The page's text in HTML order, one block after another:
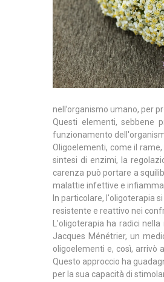
nell’organismo umano, per
Questi elementi, sebbene
funzionamento
Oligoelementi, come il
sintesi di enzimi, la
carenza può portare a
malattie infettive e
In particolare, l'oligoterapia
resistente e reattivo nei
L'oligoterapia ha radici
Jacques Ménétrier, un
oligoelementi e, così, arrivò
Questo approccio ha
per la sua capacità di